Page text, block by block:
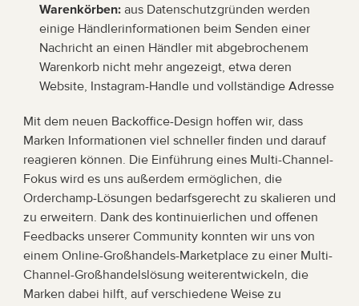
Warenkörben: aus Datenschutzgründen werden
einige Händlerinformationen beim Senden einer
Nachricht an einen Händler mit abgebrochenem
Warenkorb nicht mehr angezeigt, etwa deren
Website, Instagram-Handle und vollständige Adresse
Mit dem neuen Backoffice-Design hoffen wir, dass
Marken Informationen viel schneller finden und darauf
reagieren können. Die Einführung eines Multi-Channel-
Fokus wird es uns außerdem ermöglichen, die
Orderchamp-Lösungen bedarfsgerecht zu skalieren und
zu erweitern. Dank des kontinuierlichen und offenen
Feedbacks unserer Community konnten wir uns von
einem Online-Großhandels-Marketplace zu einer Multi-
Channel-Großhandelslösung weiterentwickeln, die
Marken dabei hilft, auf verschiedene Weise zu